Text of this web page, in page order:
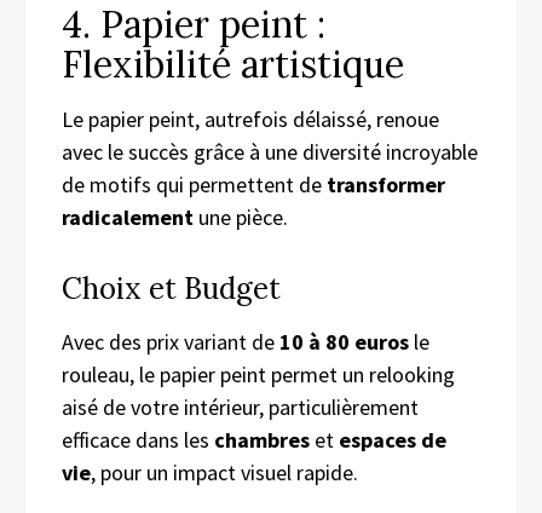
4. Papier peint :
Flexibilité artistique
Le papier peint, autrefois délaissé, renoue
avec le succès grâce à une diversité incroyable
de motifs qui permettent de transformer
radicalement une pièce.
Choix et Budget
Avec des prix variant de 10 à 80 euros le
rouleau, le papier peint permet un relooking
aisé de votre intérieur, particulièrement
efficace dans les chambres et espaces de
vie, pour un impact visuel rapide.